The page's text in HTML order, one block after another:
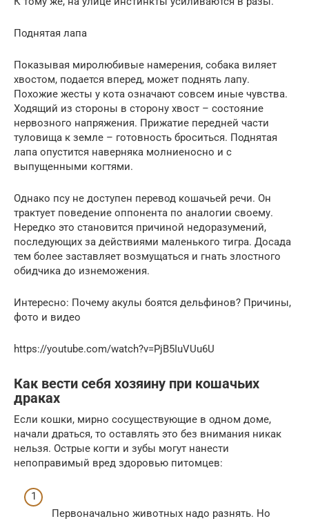
Поднятая лапа
Показывая миролюбивые намерения, собака виляет
хвостом, подается вперед, может поднять лапу.
Похожие жесты у кота означают совсем иные чувства.
Ходящий из стороны в сторону хвост – состояние
нервозного напряжения. Прижатие передней части
туловища к земле – готовность броситься. Поднятая
лапа опустится наверняка молниеносно и с
выпущенными когтями.
Однако псу не доступен перевод кошачьей речи. Он
трактует поведение оппонента по аналогии своему.
Нередко это становится причиной недоразумений,
последующих за действиями маленького тигра. Досада
тем более заставляет возмущаться и гнать злостного
обидчика до изнеможения.
Интересно: Почему акулы боятся дельфинов? Причины,
фото и видео
https://youtube.com/watch?v=PjB5IuVUu6U
Как вести себя хозяину при кошачьих
драках
Если кошки, мирно сосуществующие в одном доме,
начали драться, то оставлять это без внимания никак
нельзя. Острые когти и зубы могут нанести
непоправимый вред здоровью питомцев:
Первоначально животных надо разнять. Но